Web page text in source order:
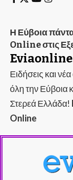
Η Εύβοια
Online στις
Ειδήσεις και
όλη την Εύβοια
Στερεά Ελλάδα!
Online